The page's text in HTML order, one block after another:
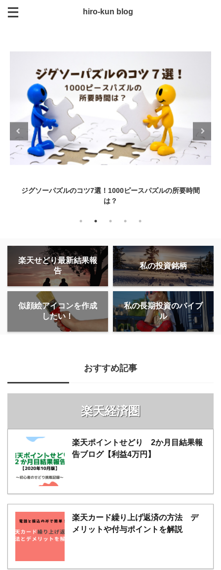
hiro-kun blog
ジグソーパズルのコツ7選！1000ピースパズルの所要時間
は？
楽天せどり最新結果報
告
私の投資銘柄
似顔絵アイコンを作成
したい！
私の長期投資のバイブ
ル
おすすめ記事
楽天経済圏
楽天ポイントせどり 2か月目結果報
告ブログ【利益4万円】
楽天カード繰り上げ返済の方法 デ
メリットや付与ポイントを解説